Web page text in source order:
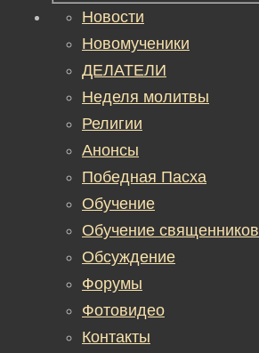
Новости
Новомученики
ДЕЛАТЕЛИ
Неделя молитвы
Религии
Анонсы
Победная Пасха
Обучение
Обучение священников
Обсуждение
Форумы
Фотовидео
Контакты